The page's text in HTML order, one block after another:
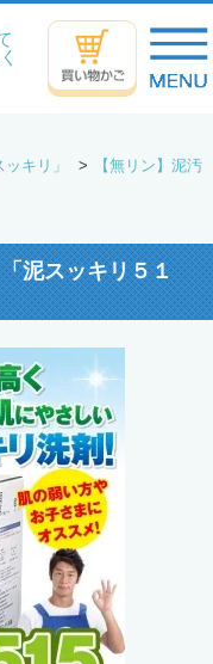
キリ」 >
【無リン】泥汚
泥スッキリ５１